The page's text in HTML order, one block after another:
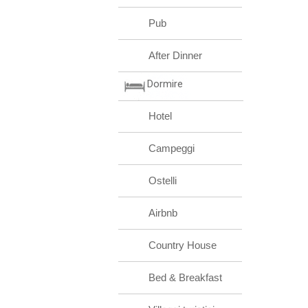
Pub
After Dinner
Dormire
Hotel
Campeggi
Ostelli
Airbnb
Country House
Bed & Breakfast